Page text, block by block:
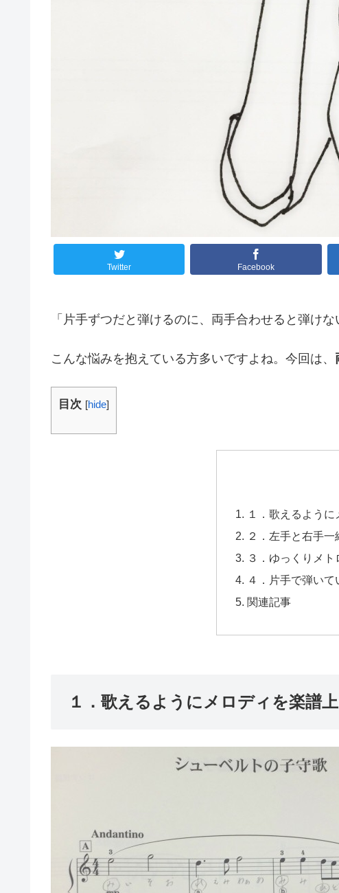
Twitter Facebook
「片手ずつだと弾けるのに、両手合わせると弾けな
こんな悩みを抱えている方多いですよね。今回は、
目次 [hide]
１．歌えるように
２．左手と右手
３．ゆっくりメト
４．片手で弾い
関連記事
１．歌えるようにメロディを楽譜上